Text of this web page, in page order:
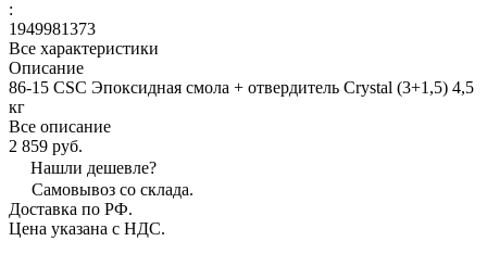
:
1949981373
Все характеристики
Описание
86-15 CSC Эпоксидная смола + отвердитель Crystal (3+1,5) 4,5
кг
Все описание
2 859 руб.
Нашли дешевле?
Самовывоз со склада.
Доставка по РФ.
Цена указана с НДС.